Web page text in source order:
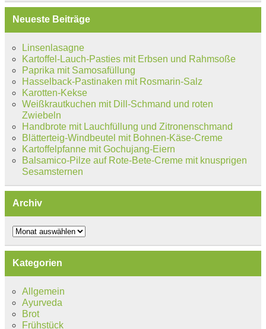
Neueste Beiträge
Linsenlasagne
Kartoffel-Lauch-Pasties mit Erbsen und Rahmsoße
Paprika mit Samosafüllung
Hasselback-Pastinaken mit Rosmarin-Salz
Karotten-Kekse
Weißkrautkuchen mit Dill-Schmand und roten
Zwiebeln
Handbrote mit Lauchfüllung und Zitronenschmand
Blätterteig-Windbeutel mit Bohnen-Käse-Creme
Kartoffelpfanne mit Gochujang-Eiern
Balsamico-Pilze auf Rote-Bete-Creme mit knusprigen
Sesamsternen
Archiv
Archiv
Kategorien
Allgemein
Ayurveda
Brot
Frühstück